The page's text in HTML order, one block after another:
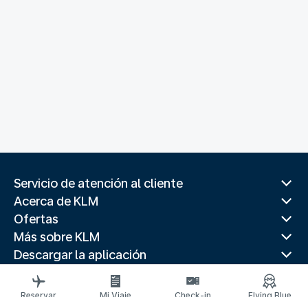
Servicio de atención al cliente
Acerca de KLM
Ofertas
Más sobre KLM
Descargar la aplicación
Páginas web relacionadas
Guías de viaje